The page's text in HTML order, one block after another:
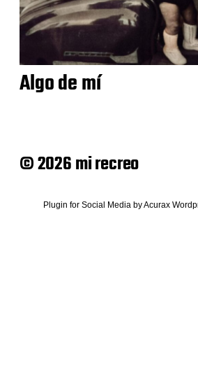
Algo de mí
© 2026 mi recreo
Plugin for Social Media byAcurax